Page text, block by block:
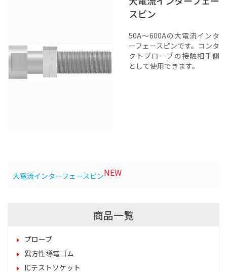
スピン
50A～600Aの大電流インタ
ーフェースピンです。コンタ
クトプローブの接触相手側
として使用できます。
大電流インターフェースピンNEW
商品一覧
プローブ
異方性導電ゴム
ICテストソケット